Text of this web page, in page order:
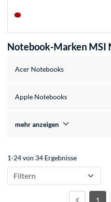
Notebook-Marken MSI
Acer Notebooks
Apple Notebooks
mehr anzeigen
1-24 von 34 Ergebnisse
Filtern
1